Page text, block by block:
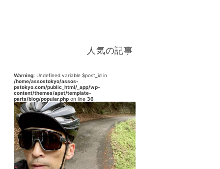
人気の記事
Warning: Undefined variable $post_id in
/home/assostokyo/assos-
pstokyo.com/public_html/_app/wp-
content/themes/apst/template-
parts/blog/popular.php on line 36